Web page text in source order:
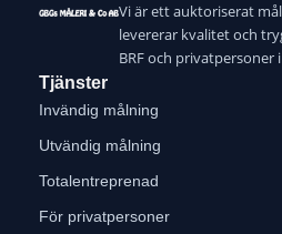
Vi är ett auktoriserat
levererar kvalitet och
BRF och
Tjänster
Invändig målning
Utvändig målning
Totalentreprenad
För privatpersoner